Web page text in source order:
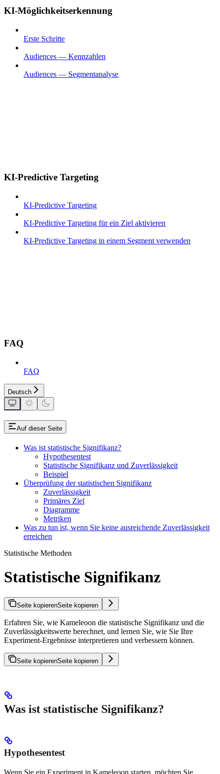
KI-Möglichkeitserkennung
Erste Schritte
Audiences — Kennzahlen
Audiences — Segmentanalyse
KI-Predictive Targeting
KI-Predictive Targeting
KI-Predictive Targeting für ein Ziel aktivieren
KI-Predictive Targeting in einem Segment verwenden
FAQ
FAQ
Deutsch
Auf dieser Seite
Was ist statistische Signifikanz?
Hypothesentest
Statistische Signifikanz und Zuverlässigkeit
Beispiel
Überprüfung der statistischen Signifikanz
Zuverlässigkeit
Primäres Ziel
Diagramme
Metriken
Was zu tun ist, wenn Sie keine ausreichende Zuverlässigkeit
erreichen
Statistische Methoden
Statistische Signifikanz
Seite kopierenSeite kopieren
Erfahren Sie, wie Kameleoon die statistische Signifikanz und die
Zuverlässigkeitswerte berechnet, und lernen Sie, wie Sie Ihre
Experiment-Ergebnisse interpretieren und verbessern können.
Seite kopierenSeite kopieren
Was ist statistische Signifikanz?
Hypothesentest